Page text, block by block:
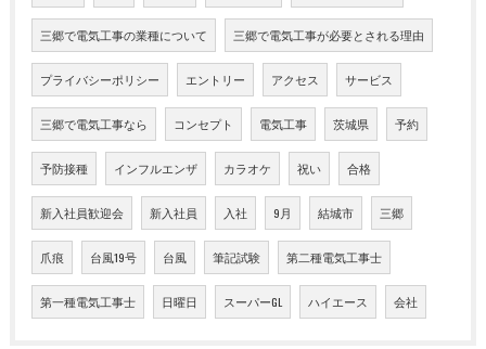
三郷で電気工事の業種について 三郷で電気工事が必要とされる理由
プライバシーポリシー エントリー アクセス サービス
三郷で電気工事なら コンセプト 電気工事 茨城県 予約
予防接種 インフルエンザ カラオケ 祝い 合格
新入社員歓迎会 新入社員 入社 9月 結城市 三郷
爪痕 台風19号 台風 筆記試験 第二種電気工事士
第一種電気工事士 日曜日 スーパーGL ハイエース 会社